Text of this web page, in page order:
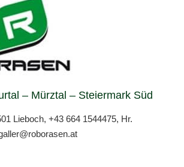
– Mürztal – Steiermark Süd
Lieboch, +43 664 1544475, Hr.